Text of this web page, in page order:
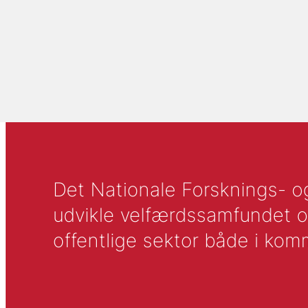
Det Nationale Forsknings-
udvikle velfærdssamfundet
offentlige sektor både i